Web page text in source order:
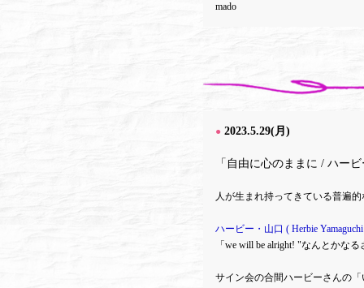
mado
● 2023.5.29(月)
「自由に心のままに / ハー
人が生まれ持ってきている普遍
ハービー・山口 ( Herbie
「we will be alright! "なんとかな
サイン会の合間ハービーさんの